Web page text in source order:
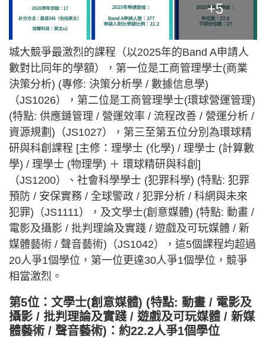
+5
城大競爭最激烈的課程（以2025年的Band A申請人
數對比同年的學額），第一位是工商管理學士(商業
決策分析) (專修: 決策分析學 / 數據信息學)
（JS1026），第二位是工商管理學士(環球營運管理)
(特點: 供應鏈管理 / 營運效率 / 流程改善 / 營運分析 /
資源規劃)（JS1027），第三至第五位分別為環球精
研與科創課程 [主修：理學士 (化學) / 理學士 (計算數
學) / 理學士 (物理學) ＋ 環球精研與科創]
（JS1200）、社會科學學士 (犯罪科學) (特點: 犯罪
預防 / 安保實務 / 全球警政 / 犯罪分析 / 科網與未來
犯罪)（JS1111），及文學士(創意媒體) (特點: 動畫 /
電影及攝影 / 批判理論及實踐 / 遊戲及可玩媒體 / 新
媒體藝術 / 聲音藝術)（JS1042），這5個課程均超過
20人爭1個學位，第一位更達30人爭1個學位，競爭
相當激烈。
第5位：文學士(創意媒體) (特點: 動畫 / 電影及
攝影 / 批判理論及實踐 / 遊戲及可玩媒體 / 新媒
體藝術 / 聲音藝術)：約22.2人爭1個學位